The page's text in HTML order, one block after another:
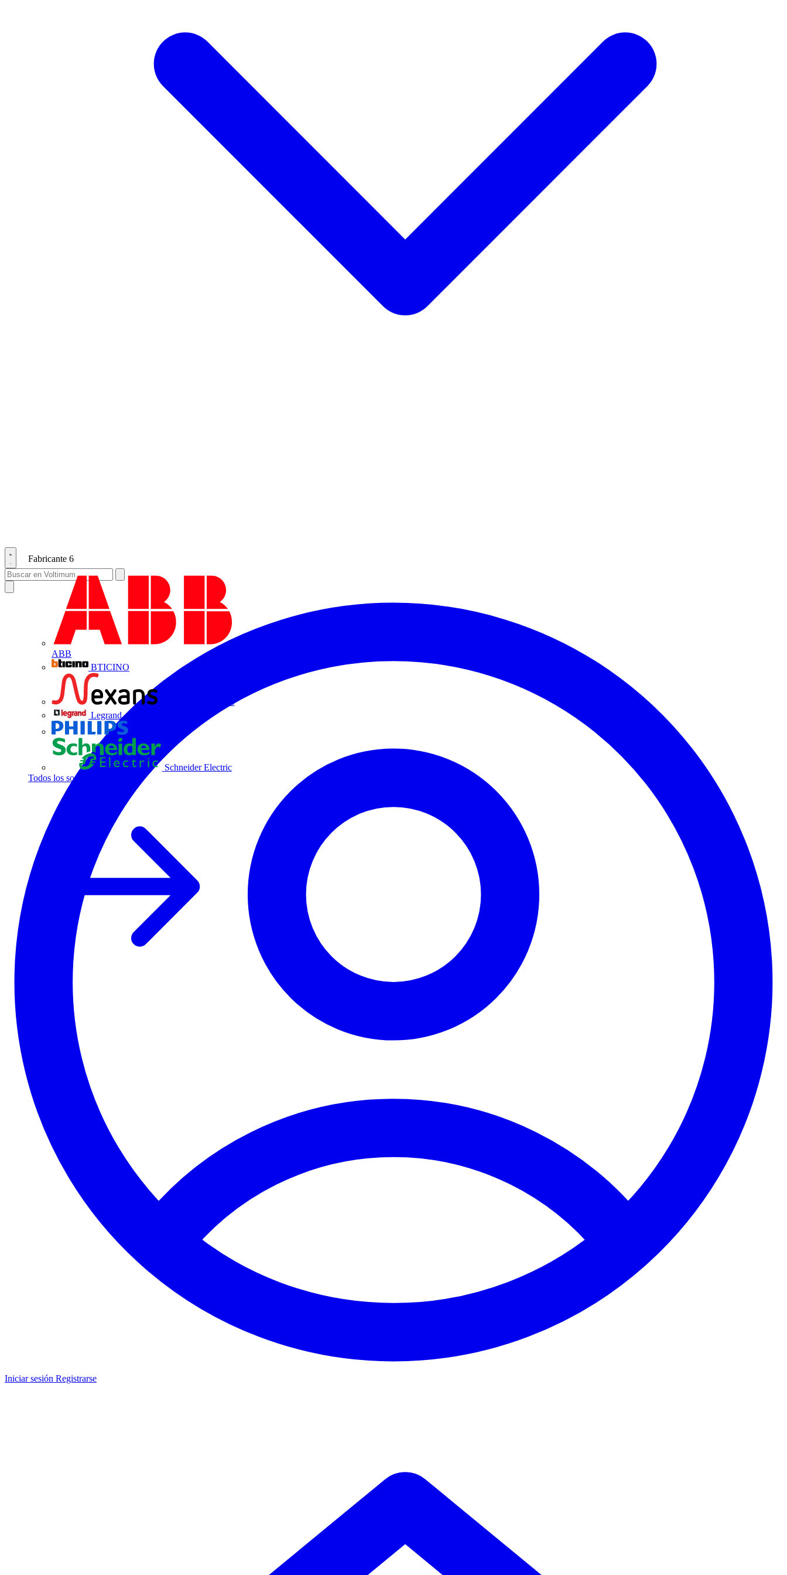
Fabricante 6
ABB
BTICINO
Centelsa by Nexans
Legrand
Schneider Electric
Todos los socios
Iniciar sesión Registrarse